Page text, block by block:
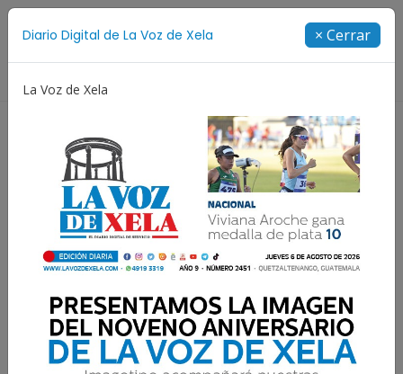
Diario Digital de La Voz de Xela × Cerrar
La Voz de Xela
Resultados para:Interamericana